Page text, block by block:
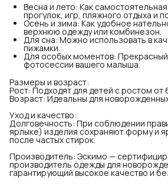
Весна и лето: Как
прогулок, игр, пляжного отдыха и
Осень и зима: Как удобное
верхнюю одежду или комбинезон.
Для сна: Можно использовать в
пижамки.
Для особых моментов:
фотосессии вашего малыша.
Размеры и возраст:
Рост: Подходят для детей с ростом от
Возраст: Идеальны для
Уход и качество:
Долговечность: При соблюдении
ярлыке) изделия сохраняют форму и
после частых стирок.
Производитель: Эскимо —
производитель одежды для
гарантирующий высокое качество и